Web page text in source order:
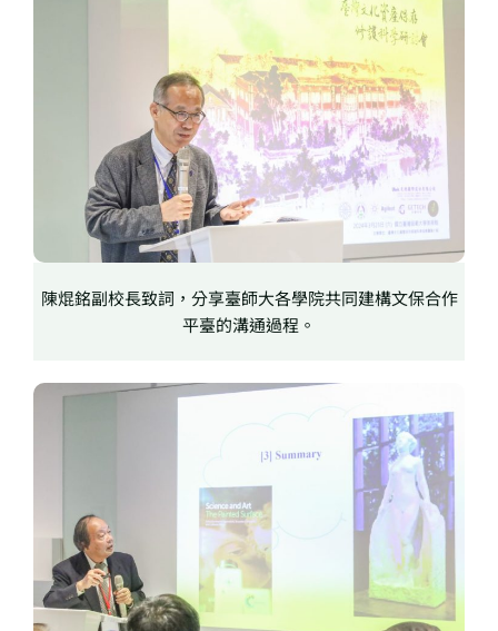
陳焜銘副校長致詞，分享臺師大各學院共同建構文保合作
平臺的溝通過程。